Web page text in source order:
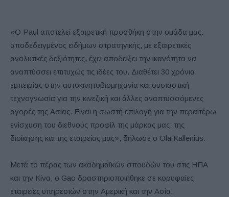
«Ο Paul αποτελεί εξαιρετική προσθήκη στην ομάδα μας:
αποδεδειγμένος ειδήμων στρατηγικής, με εξαιρετικές
αναλυτικές δεξιότητες, έχει αποδείξει την ικανότητα να
αναπτύσσει επιτυχώς τις ιδέες του. Διαθέτει 30 χρόνια
εμπειρίας στην αυτοκινητοβιομηχανία και ουσιαστική
τεχνογνωσία για την κινεζική και άλλες αναπτυσσόμενες
αγορές της Ασίας. Είναι η σωστή επιλογή για την περαιτέρω
ενίσχυση του διεθνούς προφίλ της μάρκας μας, της
διοίκησης και της εταιρείας μας», δήλωσε ο Ola Källenius.
Μετά το πέρας των ακαδημαϊκών σπουδών του στις ΗΠΑ
και την Κίνα, ο Gao δραστηριοποιήθηκε σε κορυφαίες
εταιρείες υπηρεσιών στην Αμερική και την Ασία,